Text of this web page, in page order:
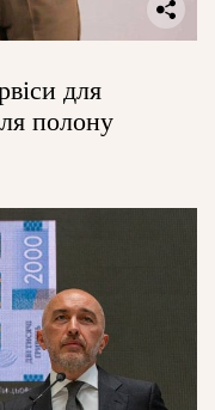
для
полону